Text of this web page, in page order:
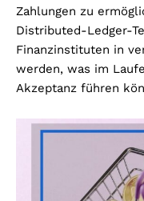
Zahlungen zu
Distributed-Ledger-
Finanzinstituten in
werden, was im
Akzeptanz führen